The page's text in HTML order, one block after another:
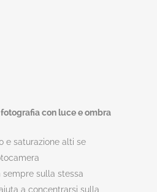
con luce e ombra
e saturazione alti se
sempre sulla stessa
a concentrarsi sulla